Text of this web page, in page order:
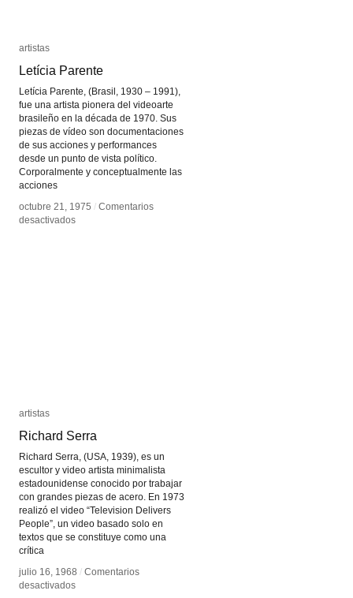
artistas
Letícia Parente
Letícia Parente, (Brasil, 1930 – 1991),
fue una artista pionera del videoarte
brasileño en la década de 1970. Sus
piezas de vídeo son documentaciones
de sus acciones y performances
desde un punto de vista político.
Corporalmente y conceptualmente las
acciones
octubre 21, 1975 / Comentarios
desactivadosen
artistas
Letícia Parente
octubre 21, 1975 / Comentarios
desactivadosen
artistas
Richard Serra
Richard Serra, (USA, 1939), es un
escultor y video artista minimalista
estadounidense conocido por trabajar
con grandes piezas de acero. En 1973
realizó el video “Television Delivers
People”, un video basado solo en
textos que se constituye como una
crítica
julio 16, 1968 / Comentarios
desactivadosen
artistas
Richard Serra
julio 16, 1968 / Comentarios
desactivadosen